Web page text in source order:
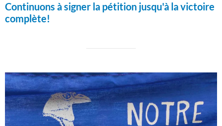
Continuons à signer la pétition jusqu'à la victoire
complète!